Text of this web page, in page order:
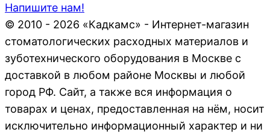
Напишите нам!
© 2010 - 2026 «Кадкамс» - Интернет-магазин
стоматологических расходных материалов и
зуботехнического оборудования в Москве с
доставкой в любом районе Москвы и любой
город РФ. Сайт, а также вся информация о
товарах и ценах, предоставленная на нём, носит
исключительно информационный характер и ни